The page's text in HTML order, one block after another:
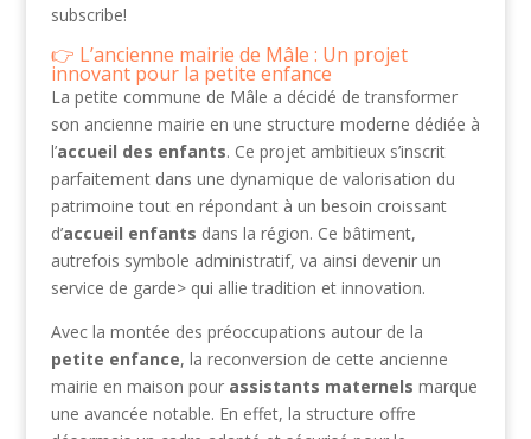
subscribe!
L’ancienne mairie de Mâle : Un projet
innovant pour la petite enfance
La petite commune de Mâle a décidé de transformer
son ancienne mairie en une structure moderne dédiée à
l’accueil des enfants. Ce projet ambitieux s’inscrit
parfaitement dans une dynamique de valorisation du
patrimoine tout en répondant à un besoin croissant
d’accueil enfants dans la région. Ce bâtiment,
autrefois symbole administratif, va ainsi devenir un
service de garde> qui allie tradition et innovation.
Avec la montée des préoccupations autour de la
petite enfance, la reconversion de cette ancienne
mairie en maison pour assistants maternels marque
une avancée notable. En effet, la structure offre